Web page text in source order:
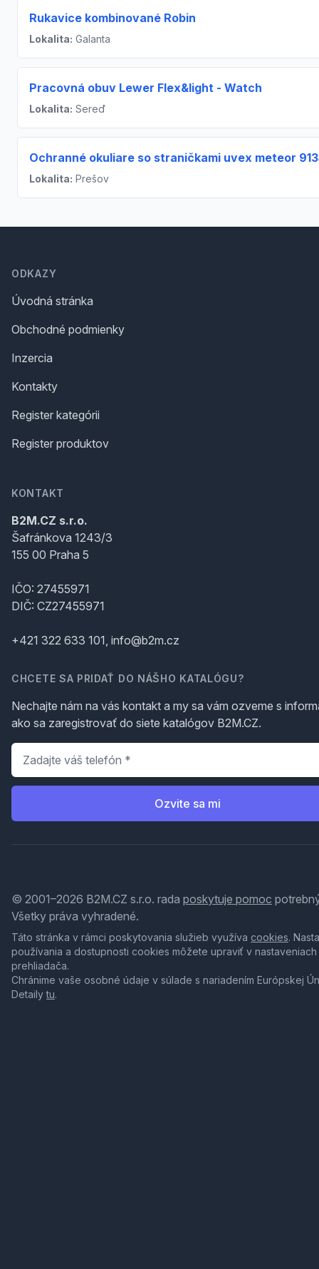
Rukavice kombinované Robin
Lokalita: Galanta
Pracovná obuv Lewer Flex&light - Watch
Lokalita: Sereď
Ochranné okuliare so straničkami uvex meteor
Lokalita: Prešov
ODKAZY
Úvodná stránka
Obchodné podmienky
Inzercia
Kontakty
Register kategórii
Register produktov
KONTAKT
B2M.CZ s.r.o.
Šafránkova 1243/3
155 00 Praha 5
IČO: 27455971
DIČ: CZ27455971
+421 322 633 101, info@b2m.cz
CHCETE SA PRIDAŤ DO NÁŠHO KATALÓGU?
Nechajte nám na vás kontakt a my sa vám ozveme s
ako sa zaregistrovať do siete katalógov B2M.CZ.
Telefón
Ozvite sa mi
© 2001–2026 B2M.CZ s.r.o. rada poskytuje pomoc
Všetky práva vyhradené.
Táto stránka v rámci poskytovania služieb využíva cookies.
používania a dostupnosti cookies môžete upraviť v nastaveniach
prehliadača.
Chránime vaše osobné údaje v súlade s nariadením Európskej
Detailytu.